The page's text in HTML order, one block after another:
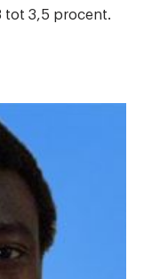
tot 3,5 procent.